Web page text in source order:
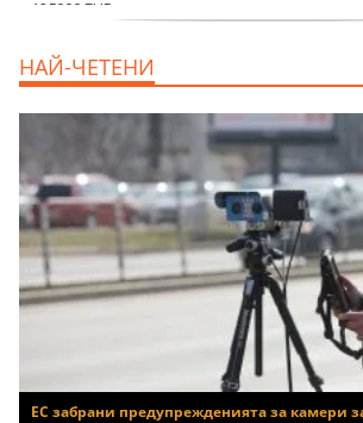
НАЙ-ЧЕТЕНИ
ЕС забрани предупрежденията за камери